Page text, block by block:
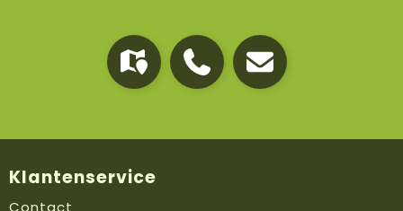
Klantenservice
Contact